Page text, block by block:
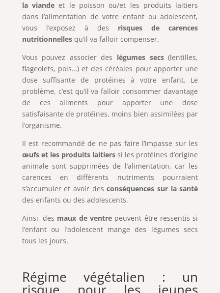
la viande et le poisson ou/et les produits laitiers
dans l’alimentation de votre enfant ou adolescent,
vous l’exposez à des risques de carences
nutritionnellesqu’il va falloir compenser.
Vous pouvez associer des légumes secs(lentilles,
flageolets, pois…) et des céréales pour apporter une
dose suffisante de protéines à votre enfant. Le
problème, c’est qu’il va falloir consommer davantage
de ces aliments pour apporter une dose
satisfaisante de protéines, moins bien assimilées par
l’organisme.
Il est recommandé de ne pas faire l’impasse sur les
œufs et les produits laitiers si les protéines d’origine
animale sont supprimées de l’alimentation, car les
carences en différents nutriments pourraient
s’accumuler et avoir desconséquences sur la santé
des enfants ou des adolescents.
Ainsi, des maux de ventre peuvent être ressentis si
l’enfant ou l’adolescent mange des légumes secs
tous les jours.
Régime végétalien : un